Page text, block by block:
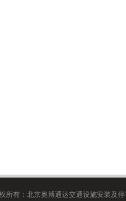
所有：北京奥博通达交通设施安装及